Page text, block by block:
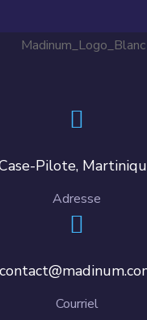
Pilote,
Adresse
Courriel